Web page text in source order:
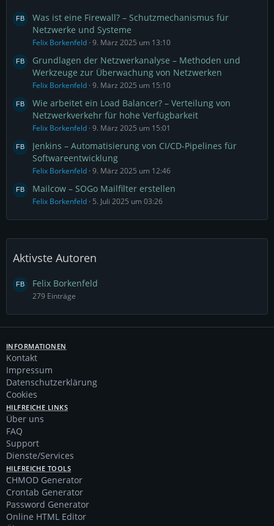
Was ist eine Firewall? – Schutzmechanismus für
Netzwerke und Systeme
Felix Borkenfeld 9. März 2025 um 13:10
Grundlagen der Netzwerkanalyse – Methoden und
Werkzeuge zur Überwachung von Netzwerken
Felix Borkenfeld 9. März 2025 um 15:10
Wie arbeitet ein Load Balancer? – Verteilung von
Netzwerkverkehr für hohe Verfügbarkeit
Felix Borkenfeld 9. März 2025 um 15:01
Jenkins – Automatisierung von CI/CD-Pipelines für
Softwareentwicklung
Felix Borkenfeld 9. März 2025 um 12:46
Mailcow – SOGo Mailfilter erstellen
Felix Borkenfeld 5. Juli 2025 um 03:26
Aktivste Autoren
Felix Borkenfeld
279 Einträge
INFORMATIONEN
Kontakt
Impressum
Datenschutzerklärung
Cookies
HILFREICHE LINKS
Über uns
FAQ
Support
Dienste/Services
HILFREICHE TOOLS
CHMOD Generator
Crontab Generator
Password Generator
Online HTML Editor